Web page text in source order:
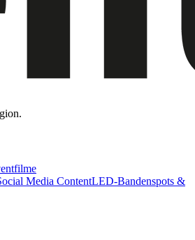
Media ContentLED-Bandenspots &